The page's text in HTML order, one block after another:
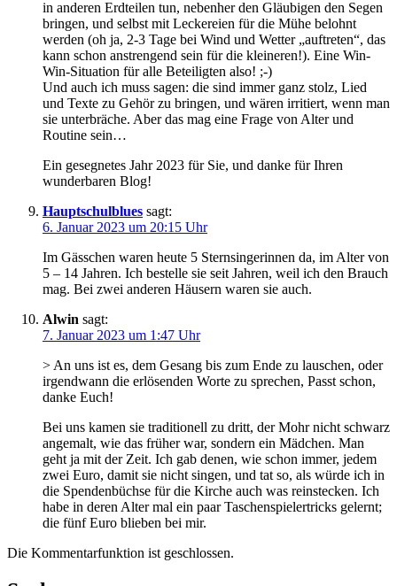
in anderen Erdteilen tun, nebenher den Gläubigen den Segen
bringen, und selbst mit Leckereien für die Mühe belohnt
werden (oh ja, 2-3 Tage bei Wind und Wetter „auftreten“, das
kann schon anstrengend sein für die kleineren!). Eine Win-
Win-Situation für alle Beteiligten also! ;-)
Und auch ich muss sagen: die sind immer ganz stolz, Lied
und Texte zu Gehör zu bringen, und wären irritiert, wenn man
sie unterbräche. Aber das mag eine Frage von Alter und
Routine sein…
Ein gesegnetes Jahr 2023 für Sie, und danke für Ihren
wunderbaren Blog!
Hauptschulblues sagt:
6. Januar 2023 um 20:15 Uhr
Im Gässchen waren heute 5 Sternsingerinnen da, im Alter von
5 – 14 Jahren. Ich bestelle sie seit Jahren, weil ich den Brauch
mag. Bei zwei anderen Häusern waren sie auch.
Alwin sagt:
7. Januar 2023 um 1:47 Uhr
> An uns ist es, dem Gesang bis zum Ende zu lauschen, oder
irgendwann die erlösenden Worte zu sprechen, Passt schon,
danke Euch!
Bei uns kamen sie traditionell zu dritt, der Mohr nicht schwarz
angemalt, wie das früher war, sondern ein Mädchen. Man
geht ja mit der Zeit. Ich gab denen, wie schon immer, jedem
zwei Euro, damit sie nicht singen, und tat so, als würde ich in
die Spendenbüchse für die Kirche auch was reinstecken. Ich
habe in deren Alter mal ein paar Taschenspielertricks gelernt;
die fünf Euro blieben bei mir.
Die Kommentarfunktion ist geschlossen.